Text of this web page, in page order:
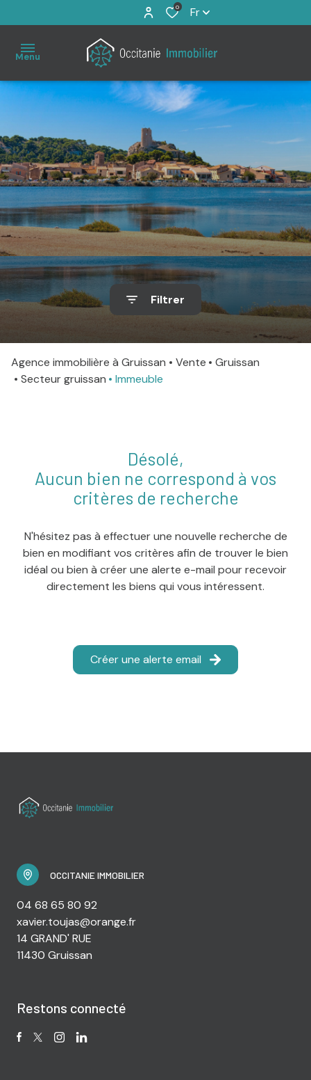
0 Fr
Menu
Accueil
À
vendre
Immo
Pro
Estimation
Notre
Contact
Filtrer
Agence immobilière à Gruissan Vente
Gruissan
Secteur gruissan
Immeuble
Désolé,
Aucun bien ne correspond à vos
critères de recherche
N'hésitez pas à effectuer une nouvelle recherche de
bien en modifiant vos critères afin de trouver le bien
idéal ou bien à créer une alerte e-mail pour recevoir
directement les biens qui vous intéressent.
Créer une alerte email
OCCITANIE IMMOBILIER
04 68 65 80 92
xavier.toujas@orange.fr
14 GRAND' RUE
11430 Gruissan
Restons connecté